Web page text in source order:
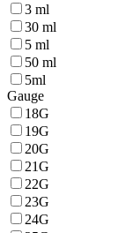
3 ml
30 ml
5 ml
50 ml
5ml
Gauge
18G
19G
20G
21G
22G
23G
24G